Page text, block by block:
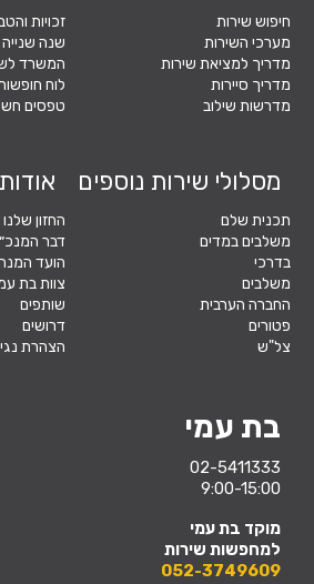
בת עמי
02-5411333
9:00-15:00
מוקד בת עמי
למחפשות שירות
052-3749609
חיפוש שירות
מערכי השירות
מדריך למציאת שירות
מדריך סיירות
מדרשות שילוב
זכויות
שנה שנייה
המשרד
לוח
טפסים
מסלולי שירות נוספים
תכנית שלם
משלבים במדים
בדרכי
משלבים
החברה הערבית
פטורים
צל"ש
החזון שלנו
דבר
הועד
צוות בת
שותפים
דרושים
הצהרת